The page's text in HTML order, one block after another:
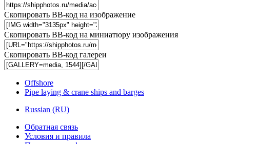
Скопировать BB-код на изображение
Скопировать BB-код на миниатюру изображения
Скопировать BB-код галереи
Offshore
Pipe laying & crane ships and barges
Russian (RU)
Обратная связь
Условия и правила